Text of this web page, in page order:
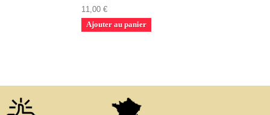
11,00 €
Ajouter au panier